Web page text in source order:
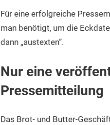
5.
Januar
2023
terminal-
y
Sapere
aude
Für eine erfolgreiche
man benötigt, um die
dann „austexten“.
Nur eine
Pressemitteilung
Das Brot- und Butter-